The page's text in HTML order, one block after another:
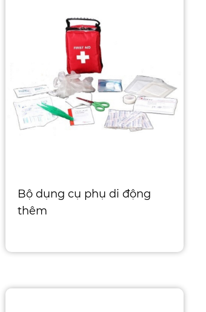
Bộ dụng cụ phụ di động
thêm